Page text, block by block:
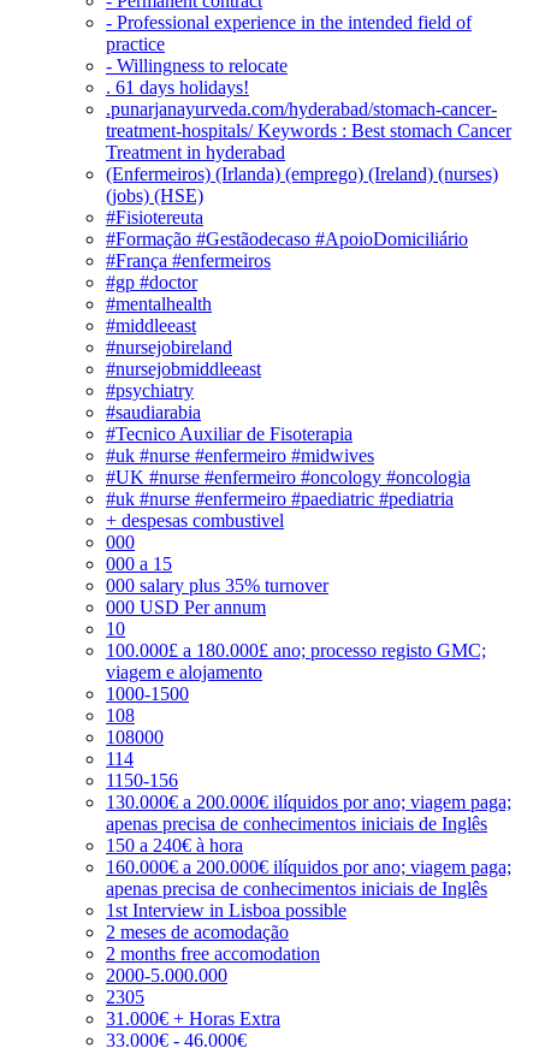
- Professional experience in the intended field of
practice
- Willingness to relocate
. 61 days holidays!
.punarjanayurveda.com/hyderabad/stomach-cancer-
treatment-hospitals/ Keywords : Best stomach Cancer
Treatment in hyderabad
(Enfermeiros) (Irlanda) (emprego) (Ireland) (nurses)
(jobs) (HSE)
#Fisiotereuta
#Formação #Gestãodecaso #ApoioDomiciliário
#França #enfermeiros
#gp #doctor
#mentalhealth
#middleeast
#nursejobireland
#nursejobmiddleeast
#psychiatry
#saudiarabia
#Tecnico Auxiliar de Fisoterapia
#uk #nurse #enfermeiro #midwives
#UK #nurse #enfermeiro #oncology #oncologia
#uk #nurse #enfermeiro #paediatric #pediatria
+ despesas combustivel
000
000 a 15
000 salary plus 35% turnover
000 USD Per annum
10
100.000£ a 180.000£ ano; processo registo GMC;
viagem e alojamento
1000-1500
108
108000
114
1150-156
130.000€ a 200.000€ ilíquidos por ano; viagem paga;
apenas precisa de conhecimentos iniciais de Inglês
150 a 240€ à hora
160.000€ a 200.000€ ilíquidos por ano; viagem paga;
apenas precisa de conhecimentos iniciais de Inglês
1st Interview in Lisboa possible
2 meses de acomodação
2 months free accomodation
2000-5.000.000
2305
31.000€ + Horas Extra
33.000€ - 46.000€